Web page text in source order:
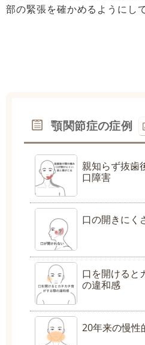
部の緊張を確かめるようにし
顎関節症の症例
親知らず抜歯
口障害
口の開きにく
口を開けると
の違和感
20年来の慢性